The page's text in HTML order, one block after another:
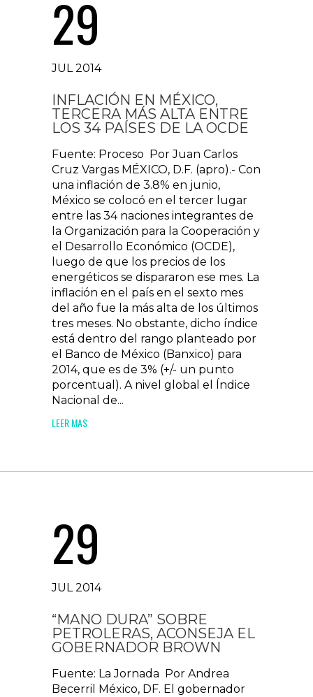
29
JUL 2014
INFLACIÓN EN MÉXICO,
TERCERA MÁS ALTA ENTRE
LOS 34 PAÍSES DE LA OCDE
Fuente: Proceso Por Juan Carlos
Cruz Vargas MÉXICO, D.F. (apro).- Con
una inflación de 3.8% en junio,
México se colocó en el tercer lugar
entre las 34 naciones integrantes de
la Organización para la Cooperación y
el Desarrollo Económico (OCDE),
luego de que los precios de los
energéticos se dispararon ese mes. La
inflación en el país en el sexto mes
del año fue la más alta de los últimos
tres meses. No obstante, dicho índice
está dentro del rango planteado por
el Banco de México (Banxico) para
2014, que es de 3% (+/- un punto
porcentual). A nivel global el Índice
Nacional de...
LEER MAS
29
JUL 2014
“MANO DURA” SOBRE
PETROLERAS, ACONSEJA EL
GOBERNADOR BROWN
Fuente: La Jornada Por Andrea
Becerril México, DF. El gobernador